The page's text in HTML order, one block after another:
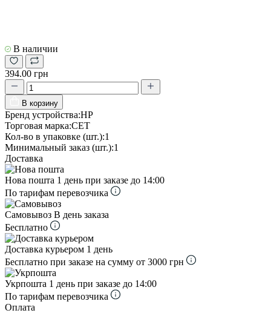
В наличии
394.00 грн
В корзину
Бренд устройства:HP
Торговая марка:CET
Кол-во в упаковке (шт.):1
Минимальный заказ (шт.):1
Доставка
Нова пошта 1 день при заказе до 14:00
По тарифам перевозчика
Самовывоз В день заказа
Бесплатно
Доставка курьером 1 день
Бесплатно при заказе на сумму от 3000 грн
Укрпошта 1 день при заказе до 14:00
По тарифам перевозчика
Оплата